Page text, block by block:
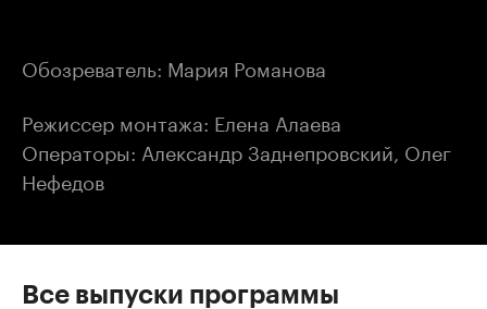
Обозреватель: Мария Романова
Режиссер монтажа: Елена Алаева
Операторы: Александр Заднепровский, Олег
Нефедов
Все выпуски программы